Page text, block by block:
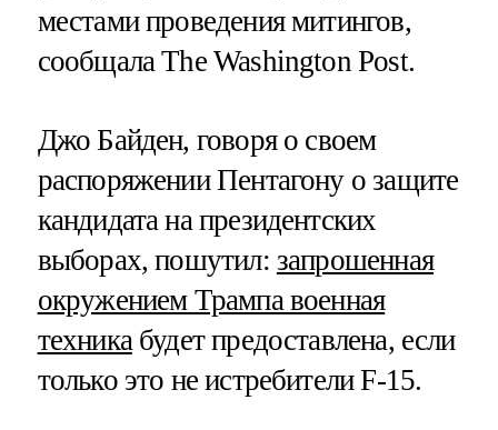
местами проведения митингов,
сообщала The Washington Post.
Джо Байден, говоря о своем
распоряжении Пентагону о защите
кандидата на президентских
выборах, пошутил: запрошенная
окружением Трампа военная
техникабудет предоставлена, если
только это не истребители F-15.